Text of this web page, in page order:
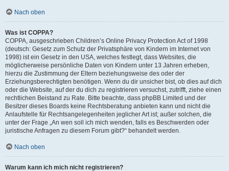
Nach oben
Was ist COPPA?
COPPA, ausgeschrieben Children’s Online Privacy Protection Act of 1998
(deutsch: Gesetz zum Schutz der Privatsphäre von Kindern im Internet von
1998) ist ein Gesetz in den USA, welches festlegt, dass Websites, die
möglicherweise persönliche Daten von Kindern unter 13 Jahren erheben,
hierzu die Zustimmung der Eltern beziehungsweise des oder der
Erziehungsberechtigten benötigen. Wenn du dir unsicher bist, ob dies auf dich
oder die Website, auf der du dich zu registrieren versuchst, zutrifft, ziehe einen
rechtlichen Beistand zu Rate. Bitte beachte, dass phpBB Limited und der
Besitzer dieses Boards keine Rechtsberatung anbieten kann und nicht die
Anlaufstelle für Rechtsangelegenheiten jeglicher Art ist; außer solchen, die
unter der Frage „An wen soll ich mich wenden, falls es Beschwerden oder
juristische Anfragen zu diesem Forum gibt?“ behandelt werden.
Nach oben
Warum kann ich mich nicht registrieren?